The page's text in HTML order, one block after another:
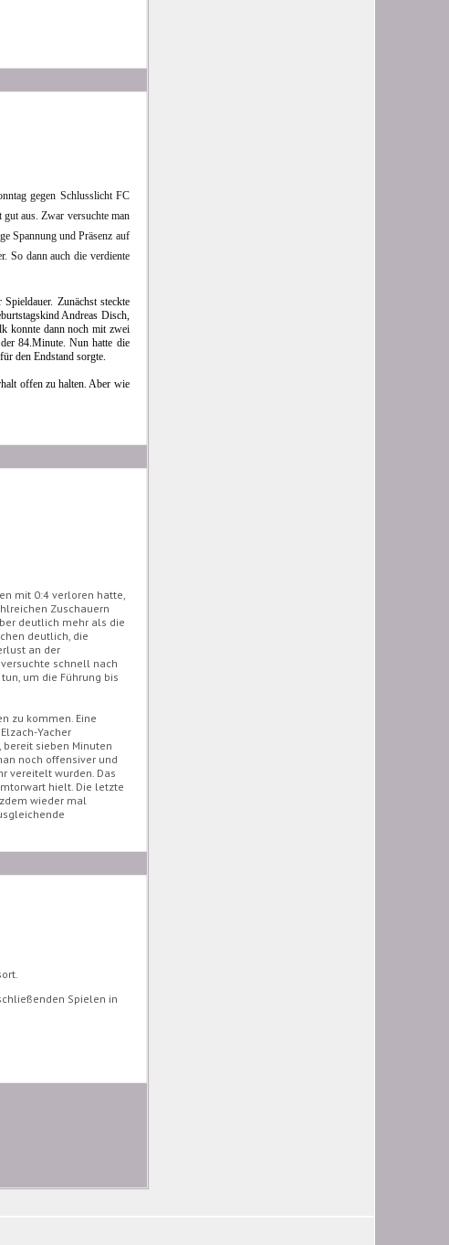
gegen Schlusslicht FC
gut aus. Zwar versuchte man
Spannung und Präsenz auf
So dann auch die verdiente
Zunächst steckte
Andreas Disch,
konnte dann noch mit zwei
84.Minute. Nun hatte die
den Endstand sorgte.
offen zu halten. Aber wie
mit 0:4 verloren hatte,
Zuschauern
deutlich mehr als die
deutlich, die
an der
schnell nach
um die Führung bis
zu kommen. Eine
Yacher
sieben Minuten
noch offensiver und
vereitelt wurden. Das
hielt. Die letzte
wieder mal
Spielen in